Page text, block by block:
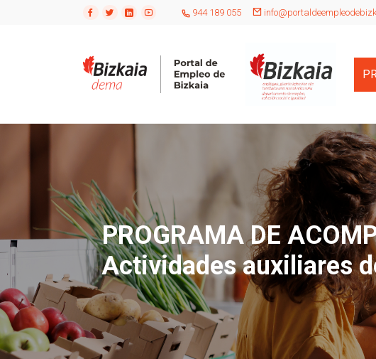
944 189 055
PROGRAMA DE
Actividades auxiliares